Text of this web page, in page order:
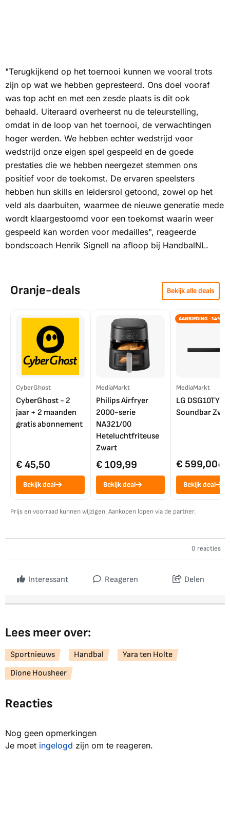
"Terugkijkend op het toernooi kunnen we vooral trots
zijn op wat we hebben gepresteerd. Ons doel vooraf
was top acht en met een zesde plaats is dit ook
behaald. Uiteraard overheerst nu de teleurstelling,
omdat in de loop van het toernooi, de verwachtingen
hoger werden. We hebben echter wedstrijd voor
wedstrijd onze eigen spel gespeeld en de goede
prestaties die we hebben neergezet stemmen ons
positief voor de toekomst. De ervaren speelsters
hebben hun skills en leidersrol getoond, zowel op het
veld als daarbuiten, waarmee de nieuwe generatie mede
wordt klaargestoomd voor een toekomst waarin weer
gespeeld kan worden voor medailles", reageerde
bondscoach Henrik Signell na afloop bij HandbalNL.
Oranje-deals Bekijk alle deals
CyberGhost
CyberGhost - 2
jaar + 2 maanden
gratis abonnement
€ 45,50
Bekijk deal
MediaMarkt
Philips Airfryer
2000-serie
NA321/00
Heteluchtfriteuse
Zwart
€ 109,99
Bekijk deal
AANBIEDING -14%
MediaMarkt
LG DSG10TY
Soundbar
€ 599,00€
Bekijk deal
Prijs en voorraad kunnen wijzigen. Aankopen lopen via de partner.
0 reacties
Interessant Reageren Delen
Lees meer over:
Sportnieuws Handbal
Yara ten Holte
Dione Housheer
Reacties
Nog geen opmerkingen
Je moet ingelogd zijn om te reageren.